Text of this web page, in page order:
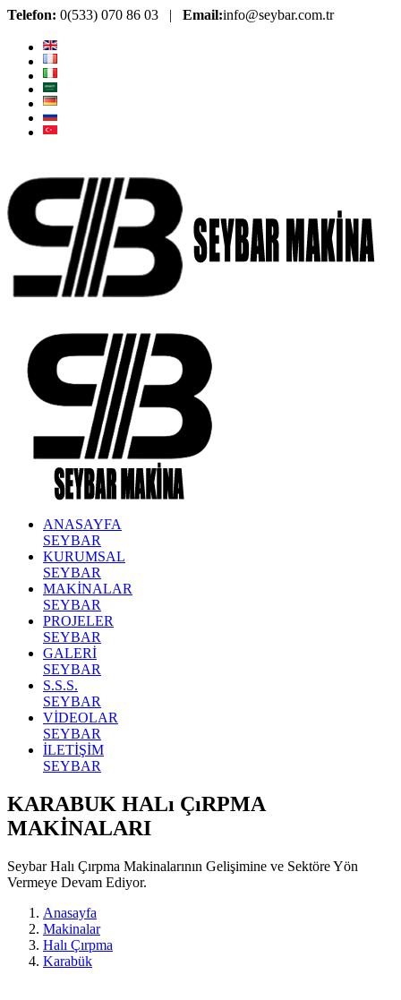
Telefon: 0(533) 070 86 03 | Email:info@seybar.com.tr
ANASAYFA
SEYBAR
KURUMSAL
SEYBAR
MAKİNALAR
SEYBAR
PROJELER
SEYBAR
GALERİ
SEYBAR
S.S.S.
SEYBAR
VİDEOLAR
SEYBAR
İLETİŞİM
SEYBAR
KARABUK HALı ÇıRPMA
MAKİNALARI
Seybar Halı Çırpma Makinalarının Gelişimine ve Sektöre Yön
Vermeye Devam Ediyor.
Anasayfa
Makinalar
Halı Çırpma
Karabük